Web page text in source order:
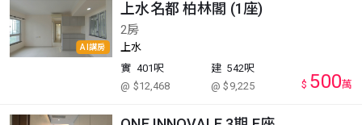
AI講房
上水名都 柏林閣 (1座)
2房
上水
實 401呎
@ $12,468
建 542呎
@ $9,225
$ 500萬